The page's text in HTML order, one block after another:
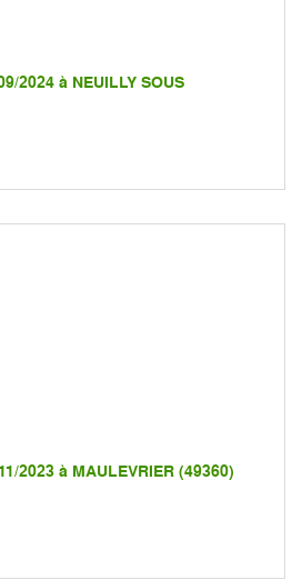
2024 à NEUILLY SOUS
2023 à MAULEVRIER (49360)